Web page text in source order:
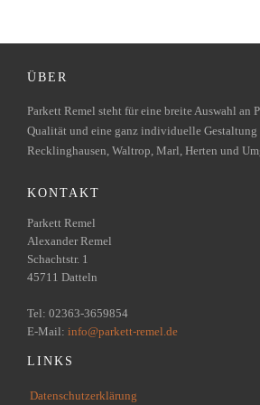
ÜBER
Parkett Remel steht für eine breite Auswahl an
Qualität und eine ganz individuelle Gestaltung
Recklinghausen, Waltrop, Marl, Herten und
KONTAKT
Parkett Remel
Alexander Remel
Schachtstr. 1
45711 Datteln
Tel: 02363-3659854
E-Mail: info@parkett-remel.de
LINKS
Datenschutzerklärung